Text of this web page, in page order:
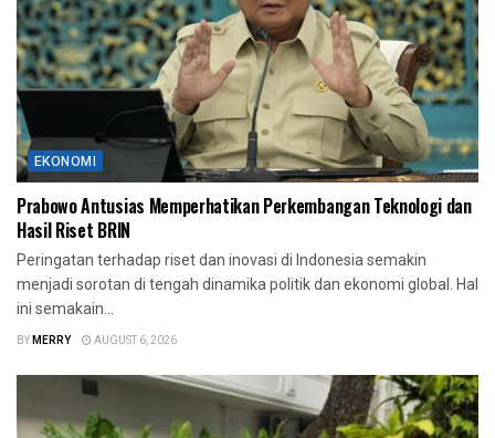
EKONOMI
Prabowo Antusias Memperhatikan Perkembangan Teknologi dan
Hasil Riset BRIN
Peringatan terhadap riset dan inovasi di Indonesia semakin
menjadi sorotan di tengah dinamika politik dan ekonomi global. Hal
ini semakain...
BYMERRY AUGUST 6, 2026